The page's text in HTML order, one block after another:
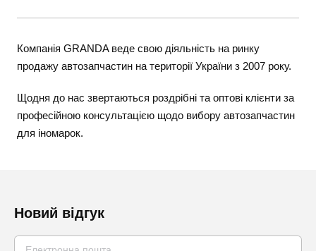
Компанія GRANDA веде свою діяльність на ринку
продажу автозапчастин на території України з 2007 року.
Щодня до нас звертаються роздрібні та оптові клієнти за
професійною консультацією щодо вибору автозапчастин
для іномарок.
Новий відгук